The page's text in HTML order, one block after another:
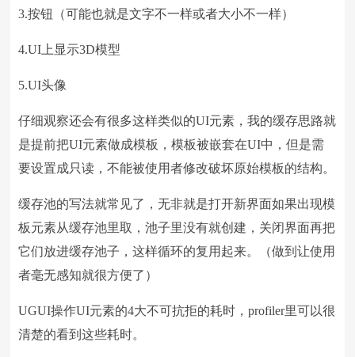
3.按钮（可能也就是文字不一样或者大小不一样）
4.UI上显示3D模型
5.UI头像
仔细观察还会有很多这样类似的UI元素，我的缓存思路就
是提前把UI元素做成模板，模板被嵌套在UI中，但是需
要设置成只读，不能被使用者修改破坏原始模板的结构。
缓存池的写法就常见了，无非就是打开新界面如果出现模
板元素从缓存池里取，池子里没有就创建，关闭界面再把
它们放进缓存池子，这样循环的复用起来。（做到让使用
者毫无感知就很方便了）
UGUI操作UI元素的4大不可抗拒的耗时，profiler里可以很
清楚的看到这些耗时。